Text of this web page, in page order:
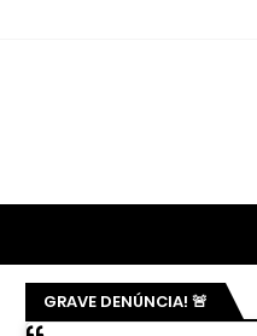
GRAVE DENÚNCIA! 🚨